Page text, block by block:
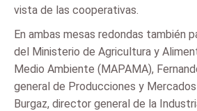
vista de las cooperativas.
En ambas mesas redondas también
del Ministerio de Agricultura y
Medio Ambiente (MAPAMA),
general de Producciones y
Burgaz, director general de la